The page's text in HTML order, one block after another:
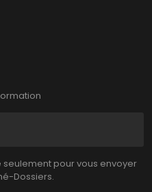
pour vous envoyer
Dossiers.